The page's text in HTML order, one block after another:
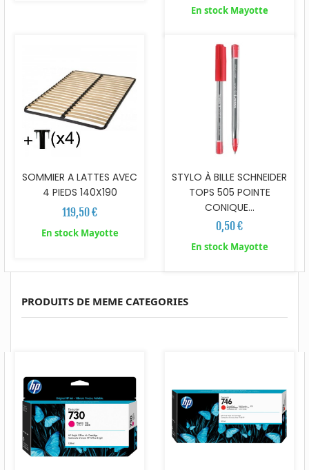
En stock Mayotte
SOMMIER A LATTES AVEC
4 PIEDS 140X190
119,50 €
En stock Mayotte
STYLO À BILLE SCHNEIDER
TOPS 505 POINTE
CONIQUE...
0,50 €
En stock Mayotte
PRODUITS DE MEME CATEGORIES